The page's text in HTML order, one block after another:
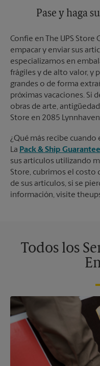
Pase y haga
Confíe en The UPS Store
empacar y enviar sus
especializamos en
frágiles y de alto valor, y
grandes o de forma
próximas vacaciones. Si
obras de arte,
Store en 2085
¿Qué más recibe
La Pack & Ship Guarantee
sus artículos utilizando
Store, cubrimos el costo
de sus artículos, si se
información, visite
Todos los